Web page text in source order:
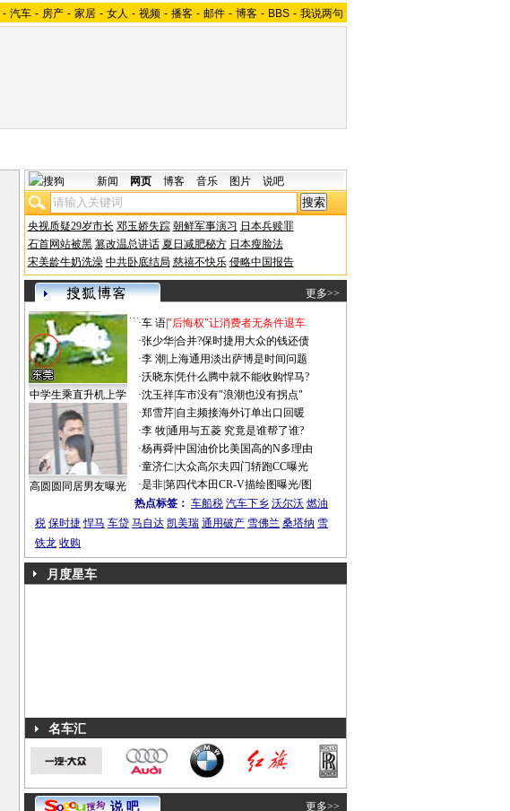
- 汽车 - 房产 - 家居 - 女人 - 视频 - 播客 - 邮件 - 博客 - BBS - 我说两句
新闻 网页 博客 音乐 图片 说吧
央视质疑29岁市长 邓玉娇失踪 朝鲜军事演习 日本兵赎罪
石首网站被黑 篡改温总讲话 夏日减肥秘方 日本瘦脸法
宋美龄牛奶洗澡 中共卧底结局 慈禧不快乐 侵略中国报告
更多>>
中学生乘直升机上学
高圆圆同居男友曝光
·车 语|"后悔权"让消费者无条件退车
·张少华|合并?保时捷用大众的钱还债
·李 潮 上海通用淡出萨博是时间问题
·沃晓东|凭什么腾中就不能收购悍马?
·沈玉祥|车市没有"浪潮也没有拐点"
·郑雪芹| 自主频接海外订单出口回暖
·李 牧|通用与五菱 究竟是谁帮了谁?
·杨再舜|中国油价比美国高的N多理由
·童济仁|大众高尔夫四门轿跑CC曝光
·是非|第四代本田CR-V描绘图曝光/图
热点标签： 车船税 汽车下乡 沃尔沃 燃油
税 保时捷 悍马 车贷 马自达 凯美瑞 通用破产 雪佛兰 桑塔纳 雪
铁龙 收购
月度星车
名车汇
说 吧 更多>>